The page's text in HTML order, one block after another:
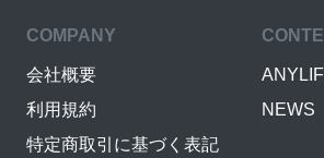
COMPANY
会社概要
利用規約
特定商取引に基づく表記
NEWS